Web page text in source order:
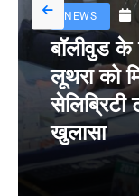
NEWS
बॉलीवुड के
लूथरा को
सेलिब्रिटी
खुलासा